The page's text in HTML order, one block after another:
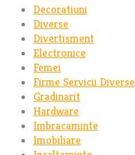
Decoratiuni
Diverse
Divertisment
Electronice
Femei
Firme Servicii Diverse
Gradinarit
Hardware
Imbracaminte
Imobiliare